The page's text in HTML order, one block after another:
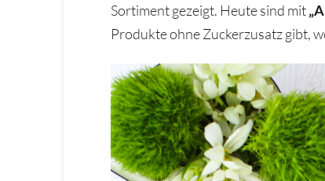
Sortiment gezeigt. Heute sind mit
Produkte ohne Zuckerzusatz gibt,